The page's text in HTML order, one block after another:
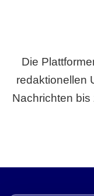
Die
redaktionellen
Nachrichten